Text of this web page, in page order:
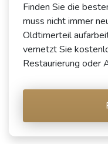
Finden Sie die
muss nicht immer
Oldtimerteil
vernetzt Sie
Restaurierung oder